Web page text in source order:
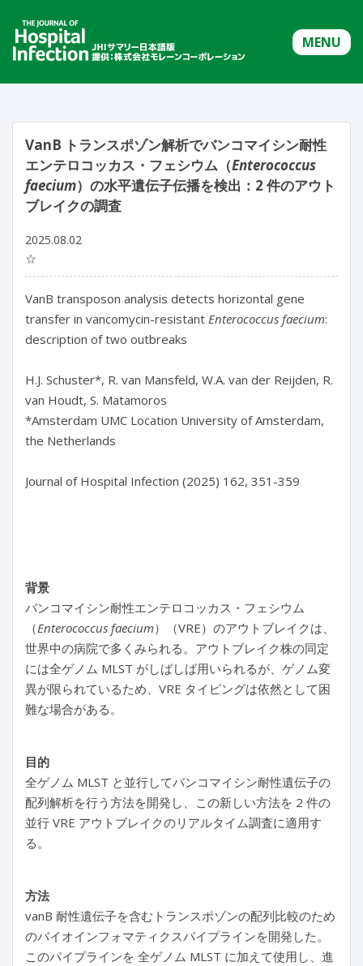
MENU
VanB トランスポゾン解析でバンコマイシン耐性
エンテロコッカス・フェシウム（Enterococcus
faecium）の水平遺伝子伝播を検出：2 件のアウト
ブレイクの調査
2025.08.02
☆
VanB transposon analysis detects horizontal gene
transfer in vancomycin-resistant Enterococcus faecium:
description of two outbreaks
H.J. Schuster*, R. van Mansfeld, W.A. van der Reijden, R.
van Houdt, S. Matamoros
*Amsterdam UMC Location University of Amsterdam,
the Netherlands
Journal of Hospital Infection (2025) 162, 351-359
背景
バンコマイシン耐性エンテロコッカス・フェシウム
（Enterococcus faecium）（VRE）のアウトブレイクは、
世界中の病院で多くみられる。アウトブレイク株の同定
には全ゲノム MLST がしばしば用いられるが、ゲノム変
異が限られているため、VRE タイピングは依然として困
難な場合がある。
目的
全ゲノム MLST と並行してバンコマイシン耐性遺伝子の
配列解析を行う方法を開発し、この新しい方法を 2 件の
並行 VRE アウトブレイクのリアルタイム調査に適用す
る。
方法
vanB 耐性遺伝子を含むトランスポゾンの配列比較のため
のバイオインフォマティクスパイプラインを開発した。
このパイプラインを 全ゲノム MLST に加えて使用し、進